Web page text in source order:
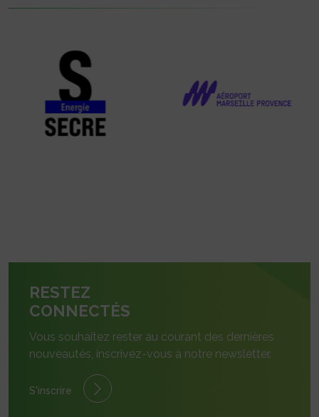
RESTEZ
CONNECTÉS
Vous souhaitez rester au courant des dernières
nouveautés, inscrivez-vous à notre newsletter.
S'inscrire